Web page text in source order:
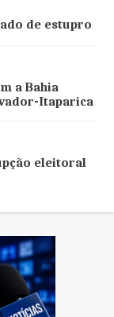
de estupro
a Bahia
Itaparica
eleitoral